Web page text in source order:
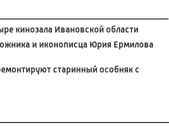
кинозала Ивановской области
и иконописца Юрия Ермилова
старинный особняк с